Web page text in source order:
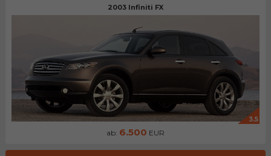
2003 Infiniti FX
3.5
ab: 6.500 EUR